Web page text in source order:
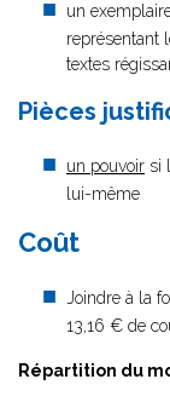
un
représentant
textes
Pièces
un pouvoir si
lui-même
Coût
Joindre à la
13,16 € de
Répartition du